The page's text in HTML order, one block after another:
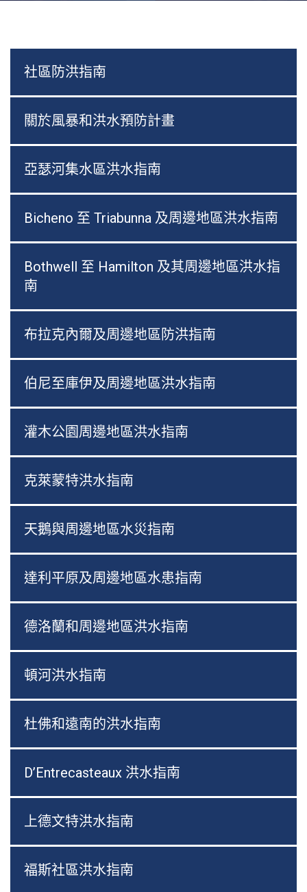
社區防洪指南
關於風暴和洪水預防計畫
亞瑟河集水區洪水指南
Bicheno 至 Triabunna 及周邊地區洪水指南
Bothwell 至 Hamilton 及其周邊地區洪水指
南
布拉克內爾及周邊地區防洪指南
伯尼至庫伊及周邊地區洪水指南
灌木公園周邊地區洪水指南
克萊蒙特洪水指南
天鵝與周邊地區水災指南
達利平原及周邊地區水患指南
德洛蘭和周邊地區洪水指南
頓河洪水指南
杜佛和遠南的洪水指南
D’Entrecasteaux 洪水指南
上德文特洪水指南
福斯社區洪水指南